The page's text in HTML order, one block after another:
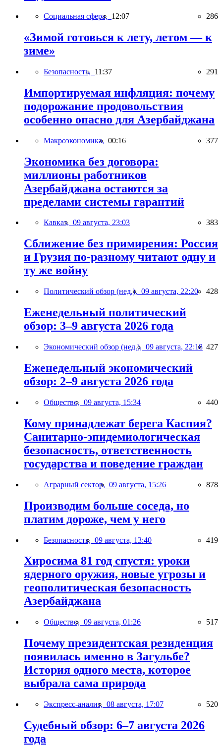
Социальная сфера, 12:07 286
«Зимой готовься к лету, летом — к
зиме»
Безопасность, 11:37 291
Импортируемая инфляция: почему
подорожание продовольствия
особенно опасно для Азербайджана
Макроэкономика, 00:16 377
Экономика без договора:
миллионы работников
Азербайджана остаются за
пределами системы гарантий
Кавказ, 09 августа, 23:03 383
Сближение без примирения: Россия
и Грузия по-разному читают одну и
ту же войну
Политический обзор (нед.), 09 августа, 22:20 428
Еженедельный политический
обзор: 3–9 августа 2026 года
Экономический обзор (нед.), 09 августа, 22:18 427
Еженедельный экономический
обзор: 2–9 августа 2026 года
Общество, 09 августа, 15:34 440
Кому принадлежат берега Каспия?
Санитарно-эпидемиологическая
безопасность, ответственность
государства и поведение граждан
Аграрный сектор, 09 августа, 15:26 878
Производим больше соседа, но
платим дороже, чем у него
Безопасность, 09 августа, 13:40 419
Хиросима 81 год спустя: уроки
ядерного оружия, новые угрозы и
геополитическая безопасность
Азербайджана
Общество, 09 августа, 01:26 517
Почему президентская резиденция
появилась именно в Загульбе?
История одного места, которое
выбрала сама природа
Экспресс-анализ, 08 августа, 17:07 520
Судебный обзор: 6–7 августа 2026
года